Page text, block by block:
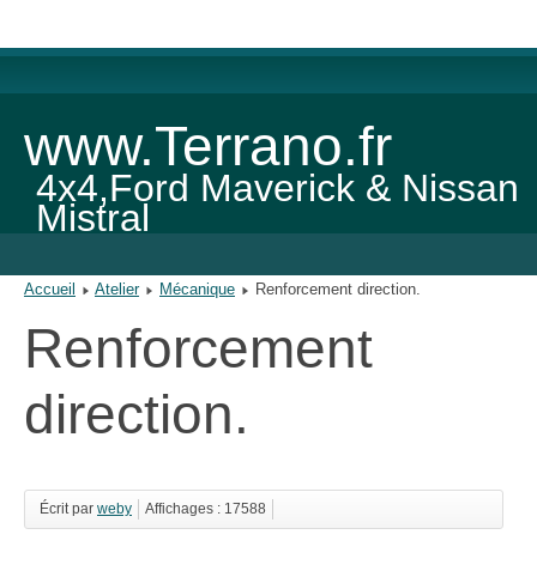
www.Terrano.fr
4x4,Ford Maverick & Nissan
Mistral
Accueil Atelier Mécanique Renforcement direction.
Renforcement
direction.
Écrit par weby Affichages : 17588